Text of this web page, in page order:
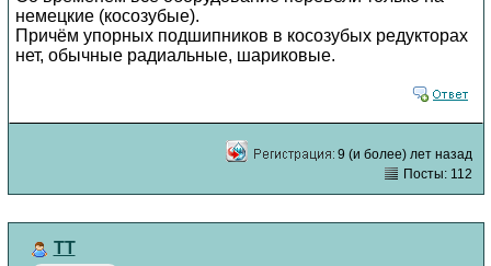
немецкие (косозубые).
Причём упорных подшипников в косозубых редукторах
нет, обычные радиальные, шариковые.
9 (и более) лет назад
Посты: 112
TT